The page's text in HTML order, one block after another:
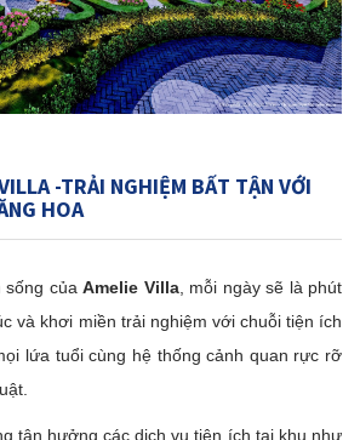
-TRẢI NGHIỆM BẤT TẬN VỚI
HOA
sống của Amelie Villa, mỗi ngày sẽ là phút
và khơi miền trải nghiệm với chuỗi tiện ích
lứa tuổi cùng hệ thống cảnh quan rực rỡ
tận hưởng các dịch vụ tiện ích tại khu như